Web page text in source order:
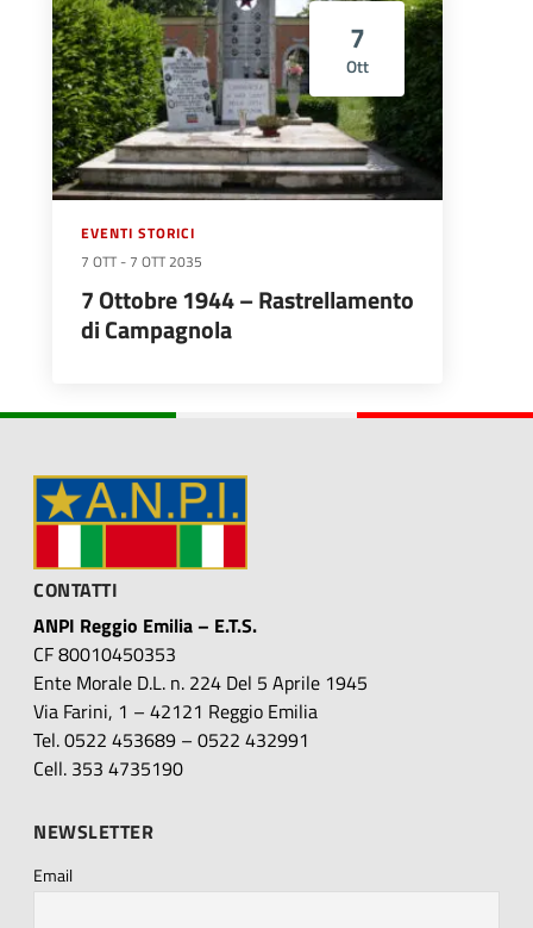
7
Ott
EVENTI STORICI
7 OTT - 7 OTT 2035
7 Ottobre 1944 – Rastrellamento
di Campagnola
CONTATTI
ANPI Reggio Emilia – E.T.S.
CF 80010450353
Ente Morale D.L. n. 224 Del 5 Aprile 1945
Via Farini, 1 – 42121 Reggio Emilia
Tel. 0522 453689 – 0522 432991
Cell. 353 4735190
NEWSLETTER
Email